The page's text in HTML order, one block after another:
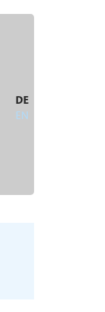
DE
EN